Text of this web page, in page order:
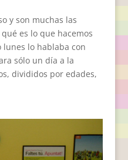
y son muchas las
es lo que hacemos
lunes lo hablaba con
sólo un día a la
divididos por edades,